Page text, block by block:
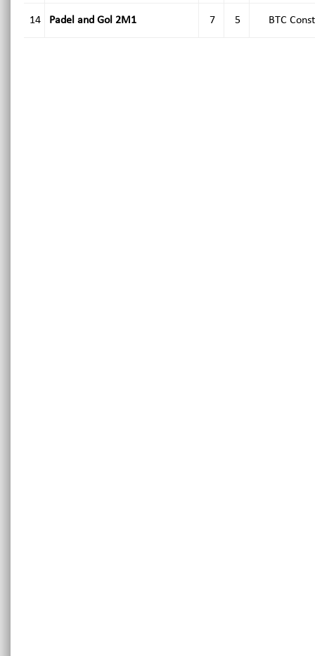
14 Padel and Gol 2M1 7 5 BTC